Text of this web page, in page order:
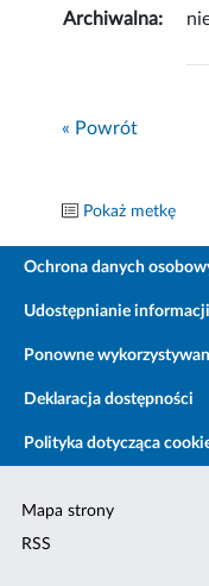
Archiwalna:
« Powrót
Pokaż metkę
Ochrona danych
Udostępnianie
Ponowne
Deklaracja dostępności
Polityka dotycząca
Mapa strony
RSS